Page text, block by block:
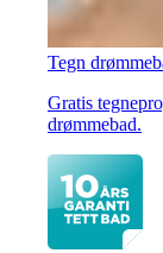
Tegn
Gratis
drømmebad.